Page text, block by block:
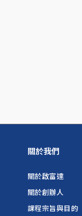
關於我們
關於啟富達
關於創辦人
課程宗旨與目的